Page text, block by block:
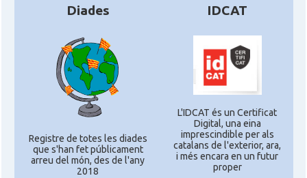
Diades
Registre de totes les diades
que s'han fet públicament
arreu del món, des de l'any
2018
IDCAT
L'IDCAT és un Certificat
Digital, una eina
imprescindible per als
catalans de l'exterior, ara,
i més encara en un futur
proper